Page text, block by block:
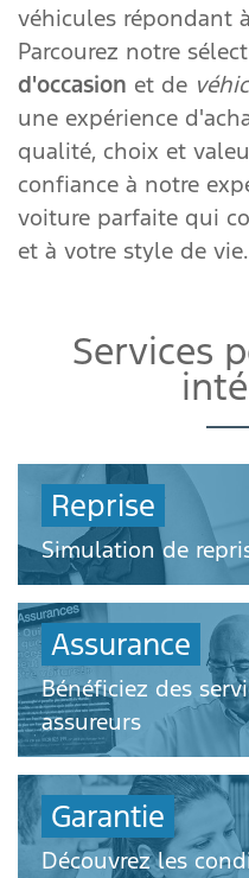
véhicules répondant
Parcourez notre
d'occasion et de
une expérience
qualité, choix et
confiance à notre
voiture parfaite qui
et à votre style de vie.
Services
Reprise
Simulation de
Assurance
Bénéficiez des
assureurs
Garantie
Découvrez les